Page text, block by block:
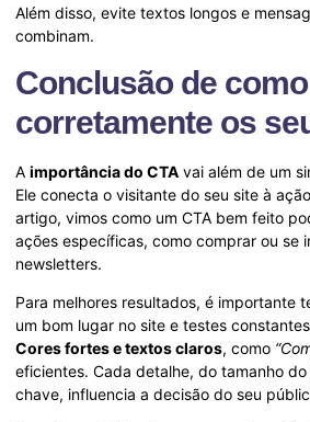
Além disso, evite textos longos e
combinam.
Conclusão de
corretamente os
A importância do CTA vai além de um
Ele conecta o visitante do seu site à
artigo, vimos como um CTA bem feito
ações específicas, como comprar ou se
newsletters.
Para melhores resultados, é importante
um bom lugar no site e testes
Cores fortes e textos claros, como
eficientes. Cada detalhe, do tamanho
chave, influencia a decisão do seu